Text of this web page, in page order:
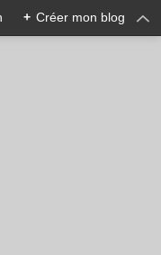
+ Créer mon blog